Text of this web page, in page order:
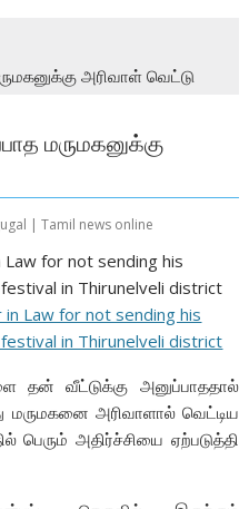
அரிவாள் வெட்டு
மருமகனுக்கு
| Tamil news online
Law for not sending his
in Thirunelveli district
தன் வீட்டுக்கு அனுப்பாததால்
அரிவாளால் வெட்டிய
பெரும் அதிர்ச்சியை ஏற்படுத்தி